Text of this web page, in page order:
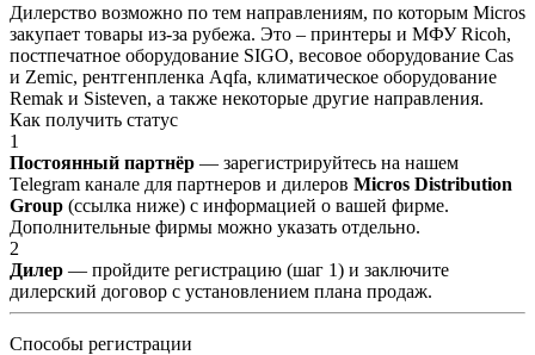
Дилерство возможно по тем направлениям, по которым Micros
закупает товары из-за рубежа. Это – принтеры и МФУ Ricoh,
постпечатное оборудование SIGO, весовое оборудование Cas
и Zemic, рентгенпленка Aqfa, климатическое оборудование
Remak и Sisteven, а также некоторые другие направления.
Как получить статус
1
Постоянный партнёр — зарегистрируйтесь на нашем
Telegram канале для партнеров и дилеров Micros Distribution
Group (ссылка ниже) с информацией о вашей фирме.
Дополнительные фирмы можно указать отдельно.
2
Дилер — пройдите регистрацию (шаг 1) и заключите
дилерский договор с установлением плана продаж.
Способы регистрации